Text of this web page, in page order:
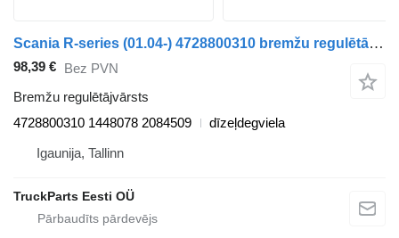
Scania R-series (01.04-) 4728800310 bremžu regulētājvārsts paredzēts Scania P,G,R,T-series (2004-2017) vilcēja
98,39 € Bez PVN
Bremžu regulētājvārsts
4728800310 1448078 2084509
dīzeļdegviela
Igaunija, Tallinn
TruckParts Eesti OÜ